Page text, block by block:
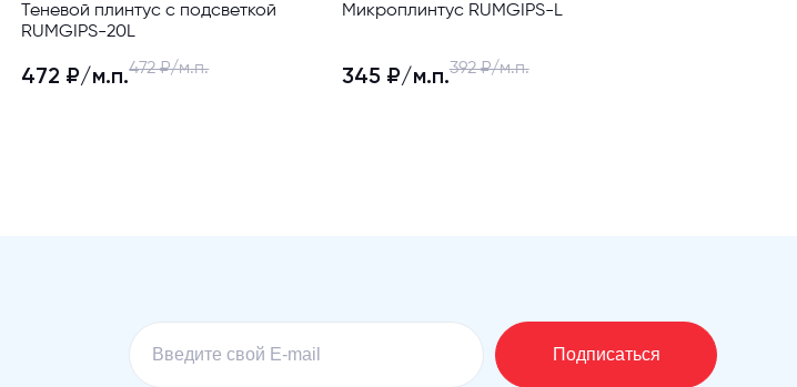
Теневой плинтус с подсветкой
RUMGIPS-20L
472 ₽/м.п.472 ₽/м.п.
Микроплинтус RUMGIPS-L
345 ₽/м.п.392 ₽/м.п.